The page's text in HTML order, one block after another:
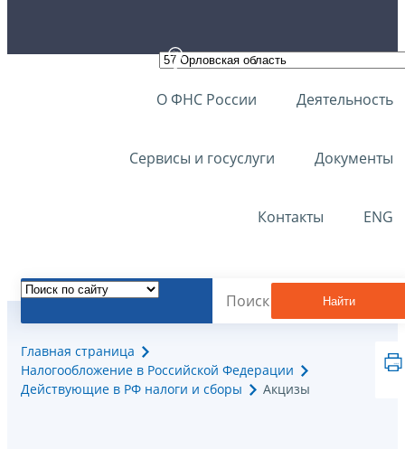
О ФНС России Деятельность
Сервисы и госуслуги Документы
Контакты ENG
Найти
Главная страница
Налогообложение в Российской Федерации
Действующие в РФ налоги и сборы
Акцизы